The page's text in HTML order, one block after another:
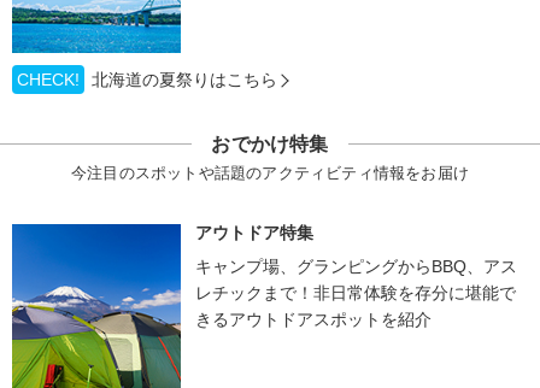
CHECK! 北海道の夏祭りはこちら
おでかけ特集
今注目のスポットや話題のアクティビティ情報をお届け
アウトドア特集
キャンプ場、グランピングからBBQ、アス
レチックまで！非日常体験を存分に堪能で
きるアウトドアスポットを紹介